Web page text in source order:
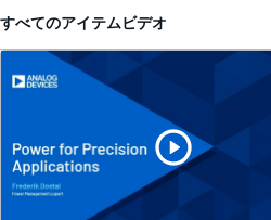
すべてのアイテムビデオ